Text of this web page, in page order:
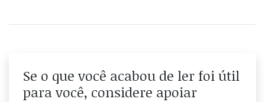
Se o que você acabou de ler foi útil
para você, considere apoiar